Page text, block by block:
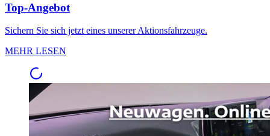
Top-Angebot
Sichern Sie sich jetzt eines unserer Aktionsfahrzeuge.
MEHR LESEN